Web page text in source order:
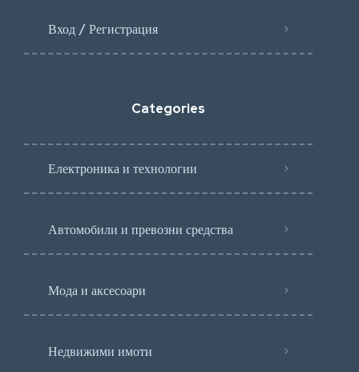
Вход / Регистрация
Categories
Електроника и технологии
Автомобили и превозни средства
Мода и аксесоари
Недвижими имоти